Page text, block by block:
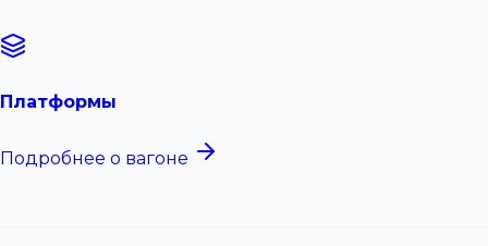
Платформы
Подробнее о вагоне